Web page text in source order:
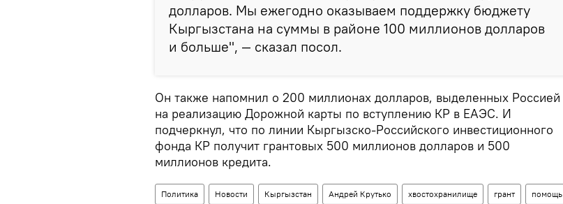
долларов. Мы ежегодно оказываем поддержку бюджету
Кыргызстана на суммы в районе 100 миллионов долларов
и больше", — сказал посол.
Он также напомнил о 200 миллионах долларов, выделенных Россией
на реализацию Дорожной карты по вступлению КР в ЕАЭС. И
подчеркнул, что по линии Кыргызско-Российского инвестиционного
фонда КР получит грантовых 500 миллионов долларов и 500
миллионов кредита.
Политика Новости Кыргызстан Андрей Крутько хвостохранилище грант помощь